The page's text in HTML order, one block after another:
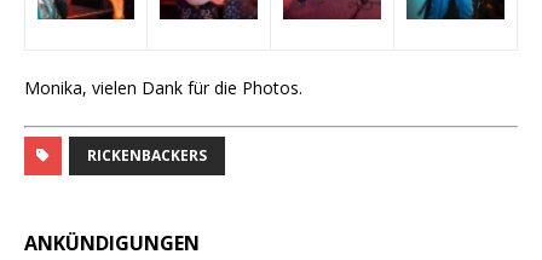
Monika, vielen Dank für die Photos.
RICKENBACKERS
ANKÜNDIGUNGEN